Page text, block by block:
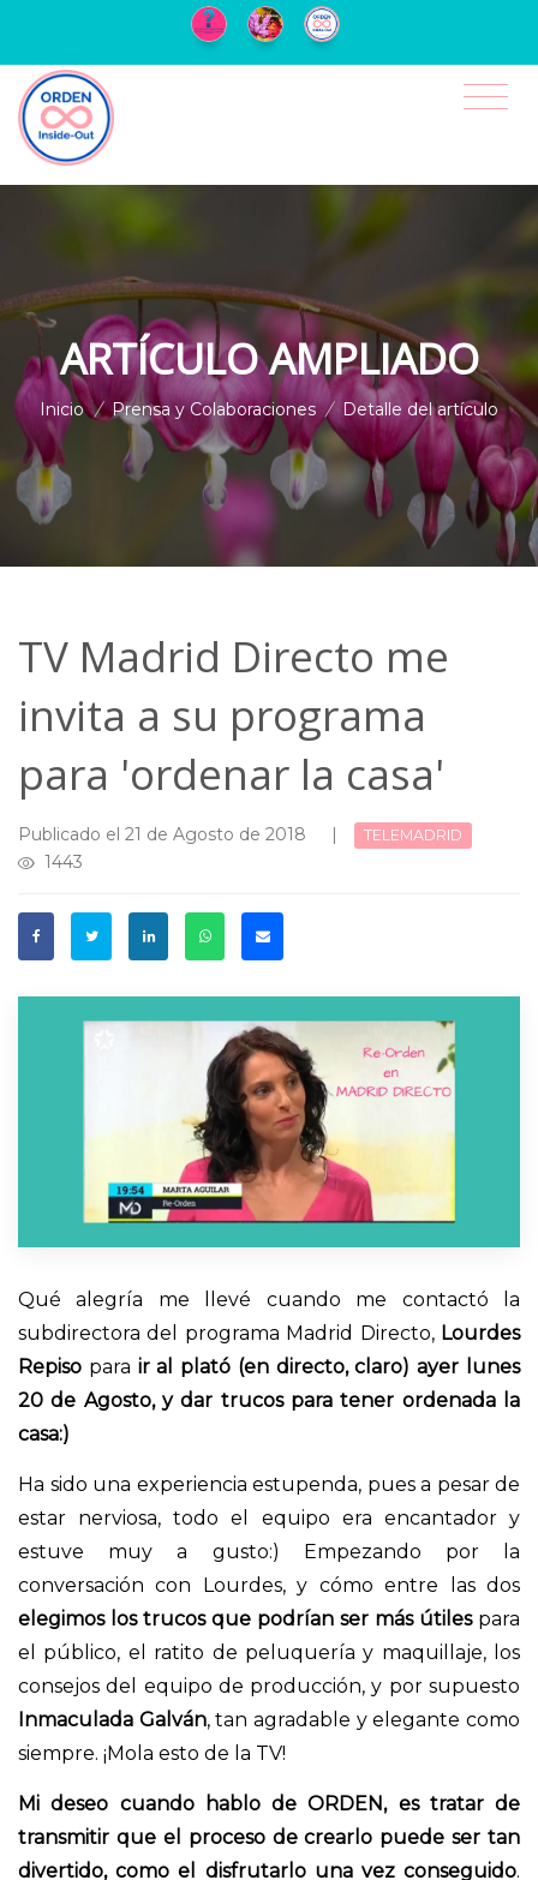
ARTÍCULO AMPLIADO
Inicio / Prensa y Colaboraciones / Detalle del artículo
TV Madrid Directo me
invita a su programa
para 'ordenar la casa'
Publicado el 21 de Agosto de 2018 | TELEMADRID
1443
Qué alegría me llevé cuando me contactó la
subdirectora del programa Madrid Directo, Lourdes
Repiso para ir al plató (en directo, claro) ayer lunes
20 de Agosto, y dar trucos para tener ordenada la
casa:)
Ha sido una experiencia estupenda, pues a pesar de
estar nerviosa, todo el equipo era encantador y
estuve muy a gusto:) Empezando por la
conversación con Lourdes, y cómo entre las dos
elegimos los trucos que podrían ser más útilespara
el público, el ratito de peluquería y maquillaje, los
consejos del equipo de producción, y por supuesto
Inmaculada Galván, tan agradable y elegante como
siempre. ¡Mola esto de la TV!
Mi deseo cuando hablo de ORDEN, es tratar de
transmitir que el proceso de crearlo puede ser tan
divertido, como el disfrutarlo una vez conseguido.